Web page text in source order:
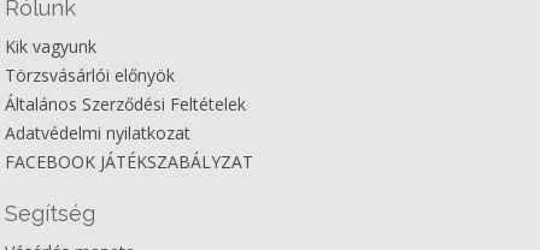
Rólunk
Kik vagyunk
Törzsvásárlói előnyök
Általános Szerződési Feltételek
Adatvédelmi nyilatkozat
FACEBOOK JÁTÉKSZABÁLYZAT
Segítség